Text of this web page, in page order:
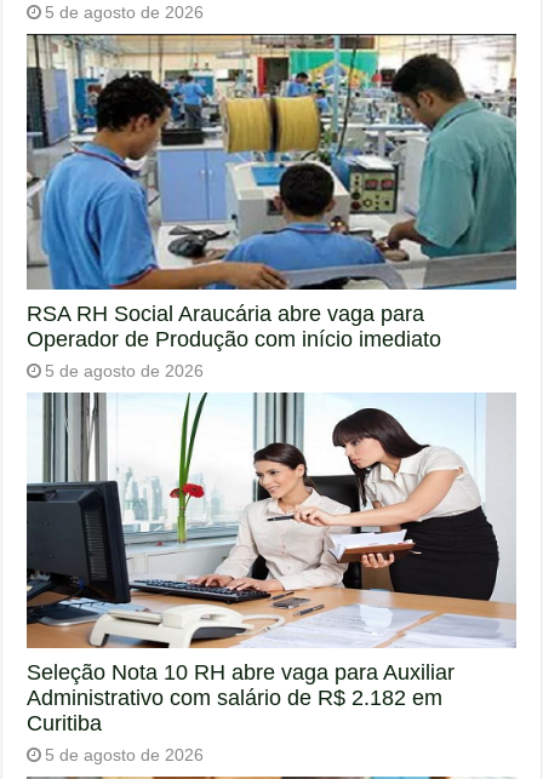
5 de agosto de 2026
RSA RH Social Araucária abre vaga para
Operador de Produção com início imediato
5 de agosto de 2026
Seleção Nota 10 RH abre vaga para Auxiliar
Administrativo com salário de R$ 2.182 em
Curitiba
5 de agosto de 2026